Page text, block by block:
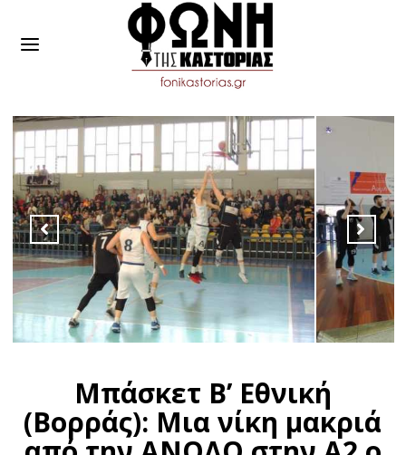
Μπάσκετ Β’ Εθνική
(Βορράς): Μια νίκη μακριά